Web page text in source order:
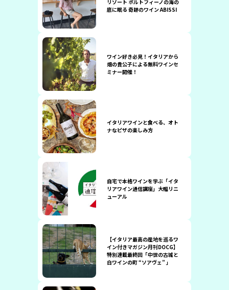
リゾート ポルトフィーノの海の
底に眠る 奇跡のワイン ABISSI
ワイン好き必見！イタリアから
畑の貴公子による無料ワインセ
ミナー開催！
イタリアワインと食べる、オト
ナなピザの楽しみ方
自宅で本格ワインを学ぶ「イタ
リアワイン通信講座」大幅リニ
ューアル
【イタリア最高の産地を巡るワ
イン付きマガジン月刊DOCG】
特別連載最終回「中世の古城と
白ワインの町 “ソアヴェ” 」